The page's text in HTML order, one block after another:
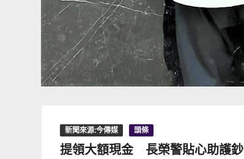
新聞來源:今傳媒 頭條
提領大額現金 長榮警貼心助護鈔